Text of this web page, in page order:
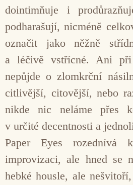
dointimňuje i
podharašují, nicméně
označit jako něžně
a léčivě vstřícné. Ani při
nepůjde o zlomkrční
citlivější, citovější, nebo
nikde nic neláme přes
v určité decentnosti a
Paper Eyes rozednívá
improvizaci, ale hned se
hebké housle, ale